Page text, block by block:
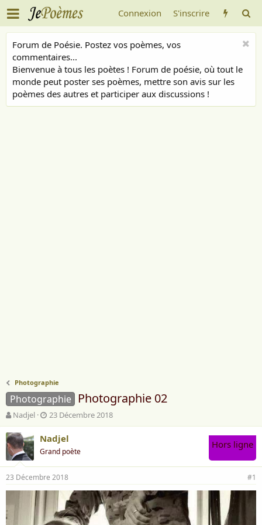
Connexion S'inscrire
Forum de Poésie. Postez vos poèmes, vos
commentaires...
Bienvenue à tous les poètes ! Forum de poésie, où tout le
monde peut poster ses poèmes, mettre son avis sur les
poèmes des autres et participer aux discussions !
Photographie
Photographie Photographie 02
A
u
t
e
u
r
d
e
Nadjel
D
a
t
d
e
d
é
t
23 Décembre 2018
Nadjel
Grand poète
Hors ligne
23 Décembre 2018 #1